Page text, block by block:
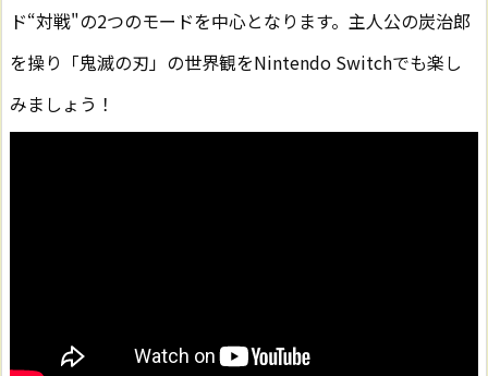
ド“対戦"の2つのモードを中心となります。主人公の炭治郎
を操り「鬼滅の刃」の世界観をNintendo Switchでも楽し
みましょう！